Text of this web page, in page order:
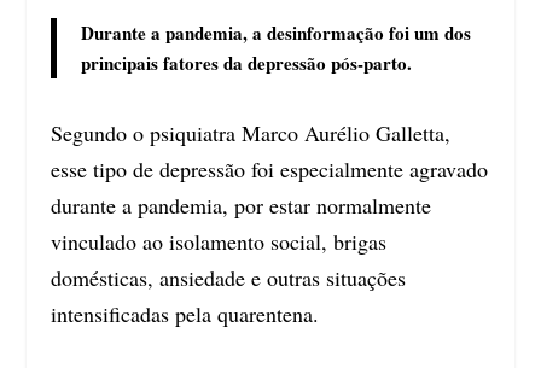
Durante a pandemia, a desinformação foi um dos
principais fatores da depressão pós-parto.
Segundo o psiquiatra Marco Aurélio Galletta,
esse tipo de depressão foi especialmente agravado
durante a pandemia, por estar normalmente
vinculado ao isolamento social, brigas
domésticas, ansiedade e outras situações
intensificadas pela quarentena.